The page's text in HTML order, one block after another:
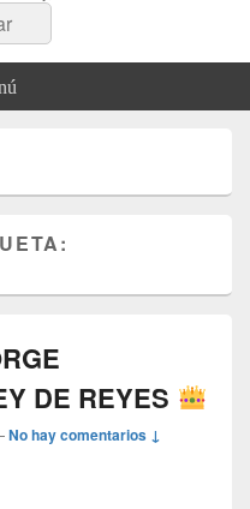
DE REYES
No hay comentarios ↓